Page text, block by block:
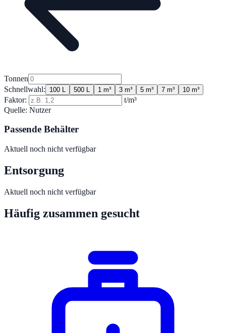
Tonnen
Schnellwahl:
100 L 500 L 1 m³ 3 m³ 5 m³ 7 m³ 10 m³
Faktor:
t/m³
Quelle: Nutzer
Passende Behälter
Aktuell noch nicht verfügbar
Entsorgung
Aktuell noch nicht verfügbar
Häufig zusammen gesucht